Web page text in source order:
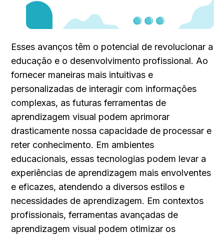
Esses avanços têm o potencial de revolucionar a
educação e o desenvolvimento profissional. Ao
fornecer maneiras mais intuitivas e
personalizadas de interagir com informações
complexas, as futuras ferramentas de
aprendizagem visual podem aprimorar
drasticamente nossa capacidade de processar e
reter conhecimento. Em ambientes
educacionais, essas tecnologias podem levar a
experiências de aprendizagem mais envolventes
e eficazes, atendendo a diversos estilos e
necessidades de aprendizagem. Em contextos
profissionais, ferramentas avançadas de
aprendizagem visual podem otimizar os